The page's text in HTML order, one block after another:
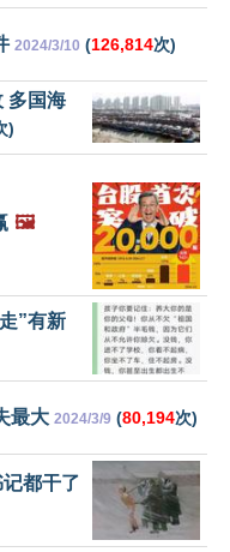
2024/3/10 (126,814次)
多国海
)
🖼️
”有新
最大 2024/3/9 (80,194次)
都干了